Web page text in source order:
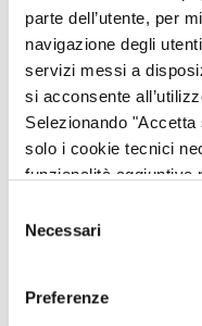
parte dell’utente, per
navigazione degli
servizi messi a
si acconsente
Selezionando
solo i cookie tecnici
funzionalità aggiuntive
delNecessari
Preferenze
aggiudicatrici lo
adempimenti specifici
50/2016 e s.m.i.) in
lavori, servizi e forniture
procedure conrilevanza
dall'Art. 35, sia mediante
(“sotto soglia”).
Si allegano per i
FESR 2014/2020 le
76/2020, finalizzate ad
atto di notorietà ai